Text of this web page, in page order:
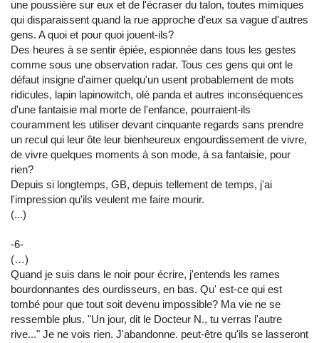
une poussière sur eux et de l'écraser du talon, toutes mimiques
qui disparaissent quand la rue approche d'eux sa vague d'autres
gens. A quoi et pour quoi jouent-ils?
Des heures à se sentir épiée, espionnée dans tous les gestes
comme sous une observation radar. Tous ces gens qui ont le
défaut insigne d'aimer quelqu'un usent probablement de mots
ridicules, lapin lapinowitch, olé panda et autres inconséquences
d'une fantaisie mal morte de l'enfance, pourraient-ils
couramment les utiliser devant cinquante regards sans prendre
un recul qui leur ôte leur bienheureux engourdissement de vivre,
de vivre quelques moments à son mode, à sa fantaisie, pour
rien?
Depuis si longtemps, GB, depuis tellement de temps, j'ai
l'impression qu'ils veulent me faire mourir.
(...)
-6-
(…)
Quand je suis dans le noir pour écrire, j'entends les rames
bourdonnantes des ourdisseurs, en bas. Qu' est-ce qui est
tombé pour que tout soit devenu impossible? Ma vie ne se
ressemble plus. "Un jour, dit le Docteur N., tu verras l'autre
rive..." Je ne vois rien. J'abandonne. peut-être qu'ils se lasseront